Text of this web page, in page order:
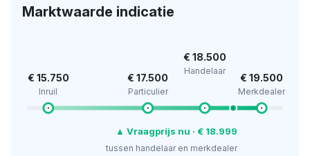
Marktwaarde indicatie
€ 15.750
Inruil
€ 17.500
Particulier
€ 18.500
Handelaar
€ 19.500
Merkdealer
▲ Vraagprijs nu · € 18.999
tussen handelaar en merkdealer